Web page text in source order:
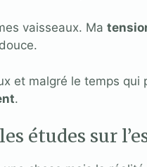
vaisseaux. Ma
et malgré le temps qui
.
études sur